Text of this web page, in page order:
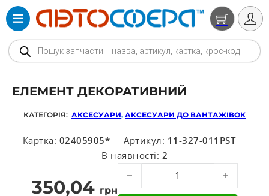
Products search
ЕЛЕМЕНТ ДЕКОРАТИВНИЙ
КАТЕГОРІЯ: АКСЕСУАРИ, АКСЕСУАРИ ДО ВАНТАЖІВОК
Картка: 02405905* Артикул: 11-327-011PST
В наявності: 2
350,04 грн
Елемент декоративний кількість